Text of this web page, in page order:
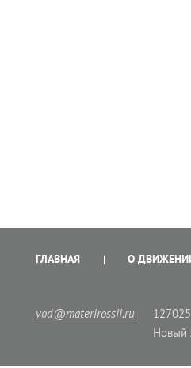
ГЛАВНАЯ О
vod@materirossii.ru
Новый